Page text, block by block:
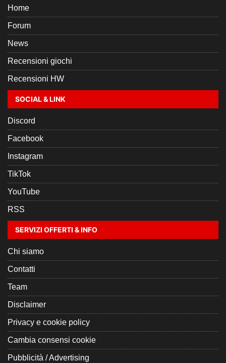
Home
Forum
News
Recensioni giochi
Recensioni HW
SOCIAL & LINK
Discord
Facebook
Instagram
TikTok
YouTube
RSS
SERVIZI OFFERTI & INFO
Chi siamo
Contatti
Team
Disclaimer
Privacy e cookie policy
Cambia consensi cookie
Pubblicità / Advertising